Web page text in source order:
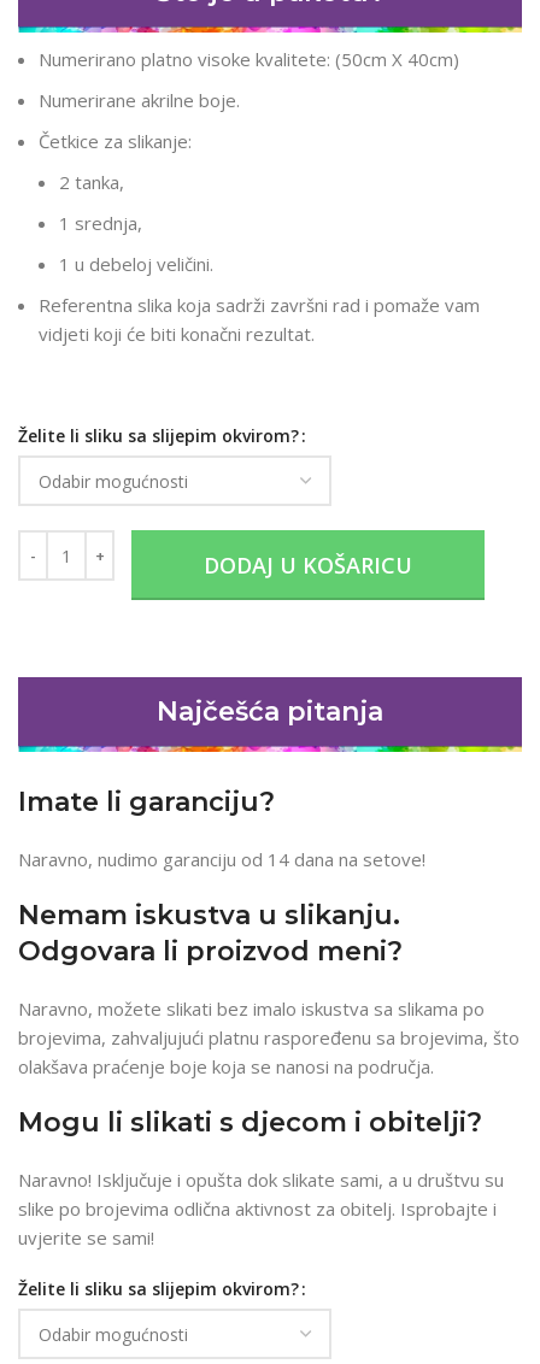
Numerirano platno visoke kvalitete: (50cm X 40cm)
Numerirane akrilne boje.
Četkice za slikanje:
2 tanka,
1 srednja,
1 u debeloj veličini.
Referentna slika koja sadrži završni rad i pomaže vam
vidjeti koji će biti konačni rezultat.
Želite li sliku sa slijepim okvirom?
DODAJ U KOŠARICU
Najčešća pitanja
Imate li garanciju?
Naravno, nudimo garanciju od 14 dana na setove!
Nemam iskustva u slikanju.
Odgovara li proizvod meni?
Naravno, možete slikati bez imalo iskustva sa slikama po
brojevima, zahvaljujući platnu raspoređenu sa brojevima, što
olakšava praćenje boje koja se nanosi na područja.
Mogu li slikati s djecom i obitelji?
Naravno! Isključuje i opušta dok slikate sami, a u društvu su
slike po brojevima odlična aktivnost za obitelj. Isprobajte i
uvjerite se sami!
Želite li sliku sa slijepim okvirom?